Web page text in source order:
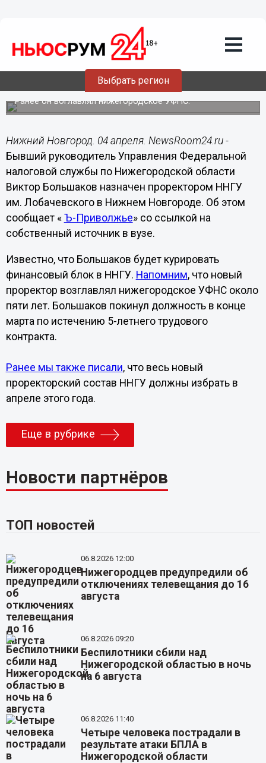
Выбрать регион
04.04.202311:45
Виктор Большаков получил пост
проректора ННГУ по финансам
Ранее он воглавлял нижегородское УФНС.
Нижний Новгород. 04 апреля. NewsRoom24.ru -
Бывший руководитель Управления Федеральной
налоговой службы по Нижегородской области
Виктор Большаков назначен проректором ННГУ
им. Лобачевского в Нижнем Новгороде. Об этом
сообщает « Ъ-Приволжье» со ссылкой на
собственный источник в вузе.
Известно, что Большаков будет курировать
финансовый блок в ННГУ. Напомним, что новый
проректор возглавлял нижегородское УФНС около
пяти лет. Большаков покинул должность в конце
марта по истечению 5-летнего трудового
контракта.
Ранее мы также писали, что весь новый
проректорский состав ННГУ должны избрать в
апреле этого года.
Еще в рубрике
Новости партнёров
ТОП новостей
06.8.2026 12:00
Нижегородцев предупредили об
отключениях телевещания до 16
августа
06.8.2026 09:20
Беспилотники сбили над
Нижегородской областью в ночь
на 6 августа
06.8.2026 11:40
Четыре человека пострадали в
результате атаки БПЛА в
Нижегородской области